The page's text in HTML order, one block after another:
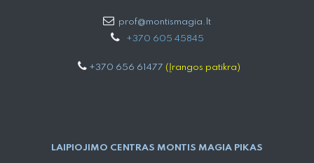
prof@montismagia.lt
+370 605 4584​5
+370 656 61477 (Įrangos patikra)
LAIPIOJIMO CENTRAS MONTIS MAGIA PIKAS